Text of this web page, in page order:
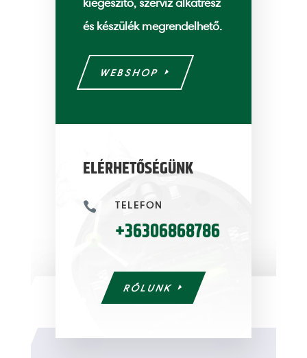
és készülék megrendelhető.
WEBSHOP
ELÉRHETŐSÉGÜNK
 TELEFON
+36306868786
RÓLUNK